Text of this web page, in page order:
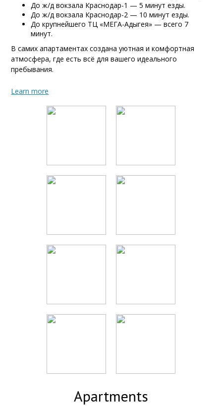
До ж/д вокзала Краснодар-1 — 5 минут езды.
До ж/д вокзала Краснодар-2 — 10 минут езды.
До крупнейшего ТЦ «МЕГА-Адыгея» — всего 7
минут.
В самих апартаментах создана уютная и комфортная
атмосфера, где есть всё для вашего идеального
пребывания.
Learn more
Apartments